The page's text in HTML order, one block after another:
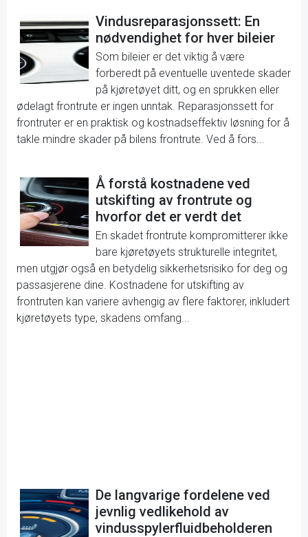
Vindusreparasjonssett: En
nødvendighet for hver bileier
Som bileier er det viktig å være
forberedt på eventuelle uventede skader
på kjøretøyet ditt, og en sprukken eller
ødelagt frontrute er ingen unntak. Reparasjonssett for
frontruter er en praktisk og kostnadseffektiv løsning for å
takle mindre skader på bilens frontrute. Ved å fors...
Å forstå kostnadene ved
utskifting av frontrute og
hvorfor det er verdt det
En skadet frontrute kompromitterer ikke
bare kjøretøyets strukturelle integritet,
men utgjør også en betydelig sikkerhetsrisiko for deg og
passasjerene dine. Kostnadene for utskifting av
frontruten kan variere avhengig av flere faktorer, inkludert
kjøretøyets type, skadens omfang...
De langvarige fordelene ved
jevnlig vedlikehold av
vindusspylerfluidbeholderen